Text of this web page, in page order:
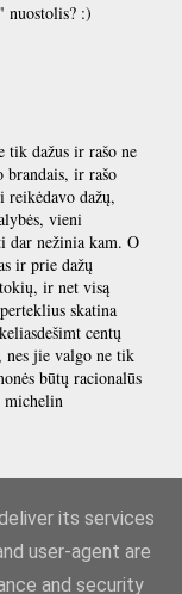
nuostolis? :)
tik dažus ir rašo ne
brandais, ir rašo
reikėdavo dažų,
vieni
dar nežinia kam. O
ir prie dažų
ir net visą
skatina
centų
nes jie valgo ne tik
būtų racionalūs
its services
user-agent are
and security